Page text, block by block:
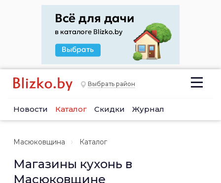
Выбрать район
Новости Каталог Скидки Журнал
Масюковщина Каталог
Магазины кухонь в
Масюковщине